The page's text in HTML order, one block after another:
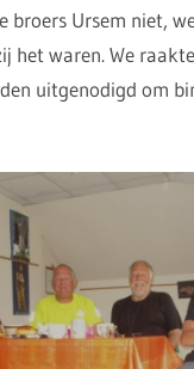
broers Ursem niet,
het waren. We
uitgenodigd om